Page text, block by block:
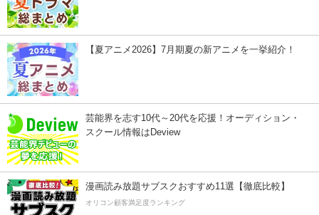
【夏アニメ2026】7月期夏の新アニメを一挙紹介！
芸能界を志す10代～20代を応援！オーディション・
スクール情報はDeview
漫画読み放題サブスクおすすめ11選【徹底比較】
オリコン顧客満足度ランキング